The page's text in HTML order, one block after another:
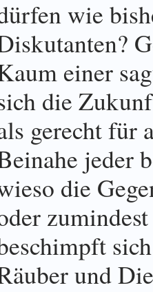
wie
einer
die
gerecht für
jeder
die
und